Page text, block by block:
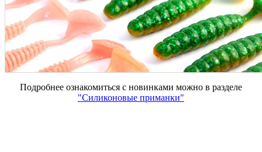
Подробнее ознакомиться с новинками можно в разделе
"Силиконовые приманки"